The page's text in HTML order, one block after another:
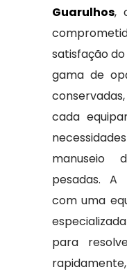
Guarulhos,
satisfação
gama de
cada
manuseio
pesadas. A
com uma
para